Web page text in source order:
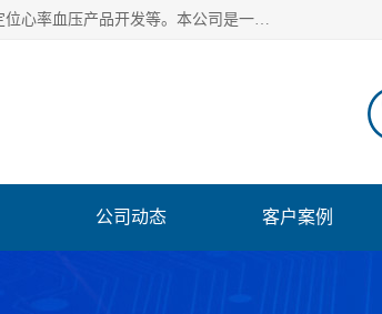
深圳市巨欣通讯技术有限公司是应用领域有：智能硬件Lora产品方案开发、智慧养老GPS定位心率血压产品开发等。本公司是一家民营高新技术企业、行业成员之一的智能硬件方案提供商，公司致力于为智能物联领域提供硬件解决方案。公司可满足不同类型客户采购需要，巨欣通讯切身体会客户对服务及时性的要求，建立了完善的售后服务系统，运用先进的互联网工具为客户提供及时、周到的服务！
公司动态 客户案例